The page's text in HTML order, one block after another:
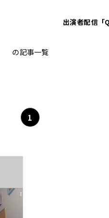
出演者配信「
ークション
の記事一覧
1